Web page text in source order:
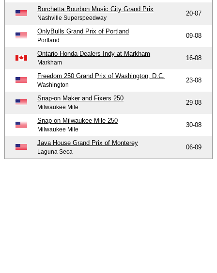
Borchetta Bourbon Music City Grand Prix
Nashville Superspeedway
20-07
OnlyBulls Grand Prix of Portland
Portland
09-08
Ontario Honda Dealers Indy at Markham
Markham
16-08
Freedom 250 Grand Prix of Washington, D.C.
Washington
23-08
Snap-on Maker and Fixers 250
Milwaukee Mile
29-08
Snap-on Milwaukee Mile 250
Milwaukee Mile
30-08
Java House Grand Prix of Monterey
Laguna Seca
06-09